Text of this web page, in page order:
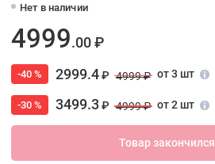
Нет в наличии
4999.00 ₽
-40 % 2999.4₽ 4999 ₽ от 3 шт
-30 % 3499.3₽ 4999 ₽ от 2 шт
Товар закончился